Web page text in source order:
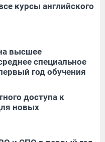
курсы английского
высшее
специальное
год обучения
доступа к
новых